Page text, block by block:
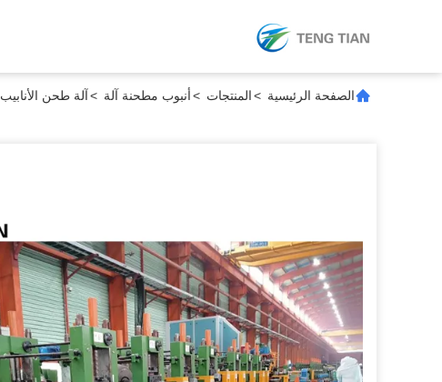
الصفحة الرئيسية >المنتجات >أنبوب مطحنة آلة >آلة طحن الأنابيب 153 ملم مع تحكم PLC وبكرات HRC58-62